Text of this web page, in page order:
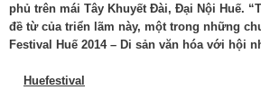
phủ trên mái Tây Khuyết Đài, Đại Nội Huế.
đề từ của triển lãm này, một trong những
Festival Huế 2014 – Di sản văn hóa với hội
Huefestival